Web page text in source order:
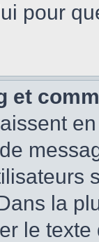
pour
et
la
le